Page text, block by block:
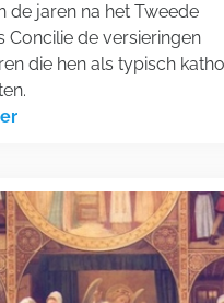
de jaren na het Tweede
Concilie de versieringen
die hen als typisch